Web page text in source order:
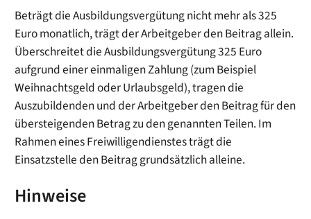
Beträgt die Ausbildungsvergütung nicht mehr als 325
Euro monatlich, trägt der Arbeitgeber den Beitrag allein.
Überschreitet die Ausbildungsvergütung 325 Euro
aufgrund einer einmaligen Zahlung (zum Beispiel
Weihnachtsgeld oder Urlaubsgeld), tragen die
Auszubildenden und der Arbeitgeber den Beitrag für den
übersteigenden Betrag zu den genannten Teilen. Im
Rahmen eines Freiwilligendienstes trägt die
Einsatzstelle den Beitrag grundsätzlich alleine.
Hinweise